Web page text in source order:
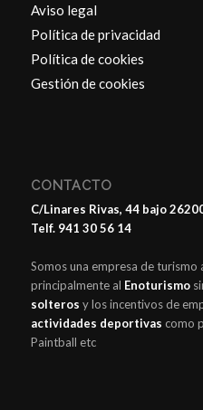
Aviso legal
Política de privacidad
Política de cookies
Gestión de cookies
CONTACTO
C/Linares Rivas, 44 bajo
Telf. 941 30 56 14
Somos una empresa de turismo
principalmente al Enoturismo
solteros y los incentivos de
actividades deportivas como
Paintball etc